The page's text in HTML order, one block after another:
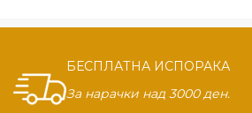
БЕСПЛАТНА ИСПОРАКА
За нарачки над 3000 ден.